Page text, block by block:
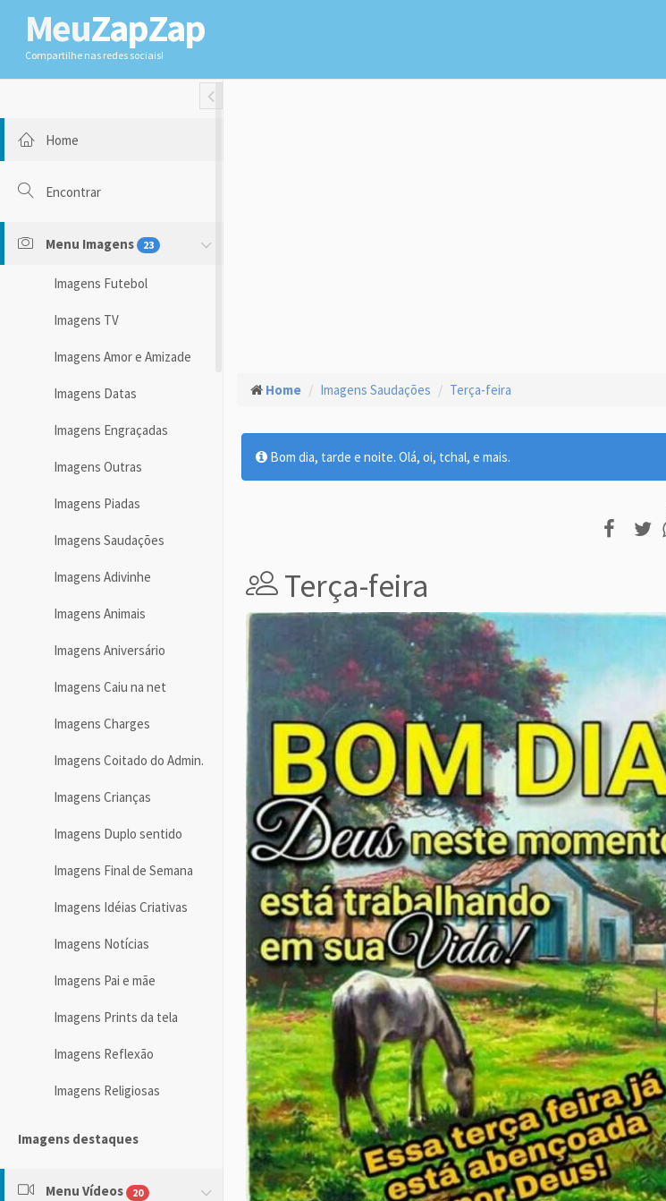
MeuZapZap
Compartilhe nas redes sociais!
Toggle Fullwidth
Home
Encontrar
Menu Imagens 23
Imagens Futebol
Imagens TV
Imagens Amor e Amizade
Imagens Datas
Imagens Engraçadas
Imagens Outras
Imagens Piadas
Imagens Saudações
Imagens Adivinhe
Imagens Animais
Imagens Aniversário
Imagens Caiu na net
Imagens Charges
Imagens Coitado do Admin.
Imagens Crianças
Imagens Duplo sentido
Imagens Final de Semana
Imagens Idéias Criativas
Imagens Notícias
Imagens Pai e mãe
Imagens Prints da tela
Imagens Reflexão
Imagens Religiosas
Imagens destaques
Menu Vídeos 20
Home Imagens Saudações Terça-feira
Bom dia, tarde e noite. Olá, oi, tchal, e mais.
Terça-feira